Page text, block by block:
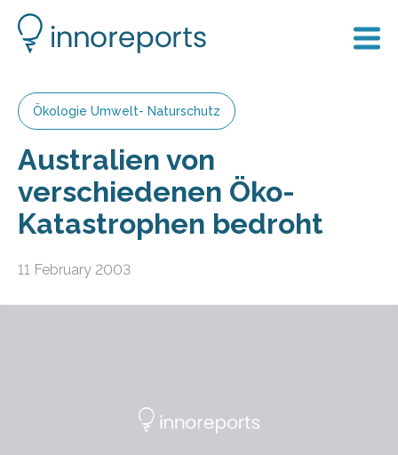
Ökologie Umwelt- Naturschutz
Australien von
verschiedenen Öko-
Katastrophen bedroht
11 February 2003